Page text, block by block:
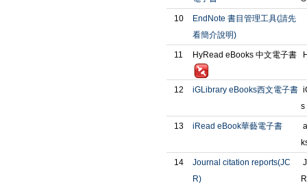
10
EndNote 書目管理工具(請先
看簡介說明)
11 HyRead eBooks 中文電子書
12 iGLibrary eBooks西文電子書
s
13 iRead eBook華藝電子書
14
Journal citation reports(JC
R)